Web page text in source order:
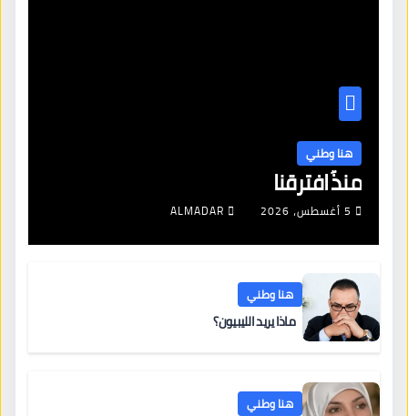
هنا وطني
منذُ افترقنا
5 أغسطس، 2026 ALMADAR
هنا وطني
ماذا يريد الليبيون؟
هنا وطني